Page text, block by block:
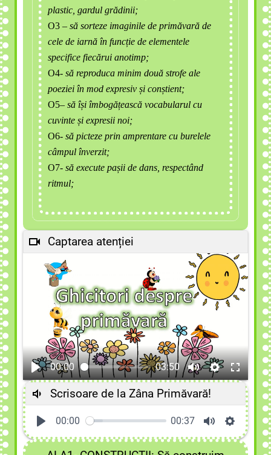
plastic, gardul grădinii;
O3 – să sorteze imaginile de primăvară de
cele de iarnă în funcție de elementele
specifice fiecărui anotimp;
O4- să reproduca minim două strofe ale
poeziei în mod expresiv și conștient;
O5– să își îmbogățească vocabularul cu
cuvinte și expresii noi;
O6- să picteze prin amprentare cu burelele
câmpul înverzit;
O7- să execute pașii de dans, respectând
ritmul;
Captarea atenției
00:00 03:50
Scrisoare de la Zâna Primăvară!
00:00 00:37